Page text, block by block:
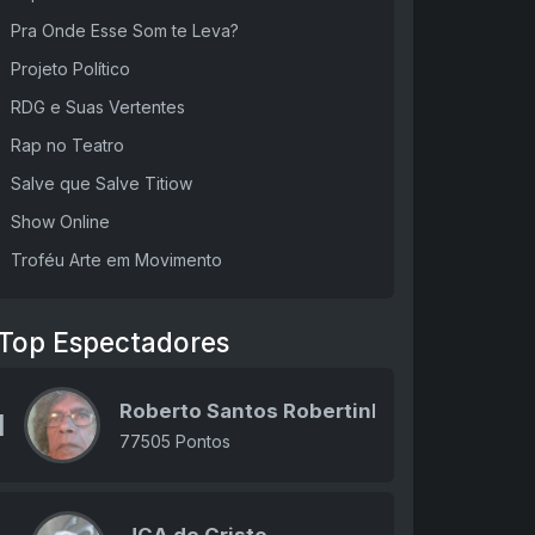
Pra Onde Esse Som te Leva?
Projeto Político
RDG e Suas Vertentes
Rap no Teatro
Salve que Salve Titiow
Show Online
Troféu Arte em Movimento
Espectadores
Roberto Santos Robertinho
77505 Pontos